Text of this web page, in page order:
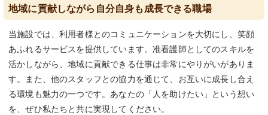
地域に貢献しながら自分自身も成長できる職場
当施設では、利用者様とのコミュニケーションを大切にし、笑顔
あふれるサービスを提供しています。准看護師としてのスキルを
活かしながら、地域に貢献できる仕事は非常にやりがいがありま
す。また、他のスタッフとの協力を通じて、お互いに成長し合え
る環境も魅力の一つです。あなたの「人を助けたい」という想い
を、ぜひ私たちと共に実現してください。